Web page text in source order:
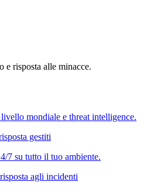
e risposta alle minacce.
mondiale e threat intelligence.
gestiti
7 su tutto il tuo ambiente.
agli incidenti